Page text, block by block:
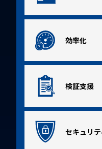
効率化
検証支援
セキュリ